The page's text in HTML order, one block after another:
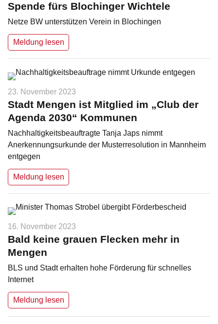
Spende fürs Blochinger Wichtele
Netze BW unterstützen Verein in Blochingen
Meldung lesen
23. November 2023
Stadt Mengen ist Mitglied im „Club der
Agenda 2030“ Kommunen
Nachhaltigkeitsbeauftragte Tanja Japs nimmt
Anerkennungsurkunde der Musterresolution in Mannheim
entgegen
Meldung lesen
16. November 2023
Bald keine grauen Flecken mehr in
Mengen
BLS und Stadt erhalten hohe Förderung für schnelles
Internet
Meldung lesen